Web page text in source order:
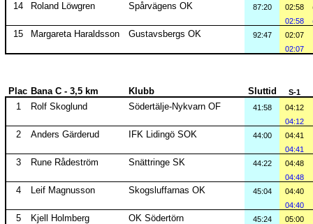
14 Roland Löwgren Spårvägens OK 87:20 02:58
02:58
15 Margareta Haraldsson Gustavsbergs OK 92:47
02:07
02:07
Plac Bana C - 3,5 km Klubb Sluttid S-1
1 Rolf Skoglund Södertälje-Nykvarn OF 41:58
04:12
04:12
2 Anders Gärderud IFK Lidingö SOK 44:00
04:41
04:41
3 Rune Rådeström Snättringe SK 44:22
04:48
04:48
4 Leif Magnusson Skogsluffarnas OK 45:04
04:40
04:40
5 Kjell Holmberg OK Södertörn 45:24
05:00